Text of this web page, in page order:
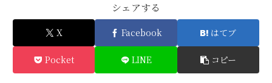
シェアする
X Facebook はてブ
Pocket LINE コピー